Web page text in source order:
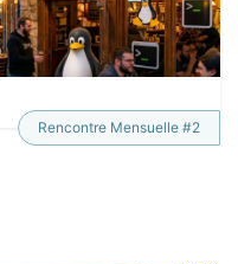
Rencontre Mensuelle #2